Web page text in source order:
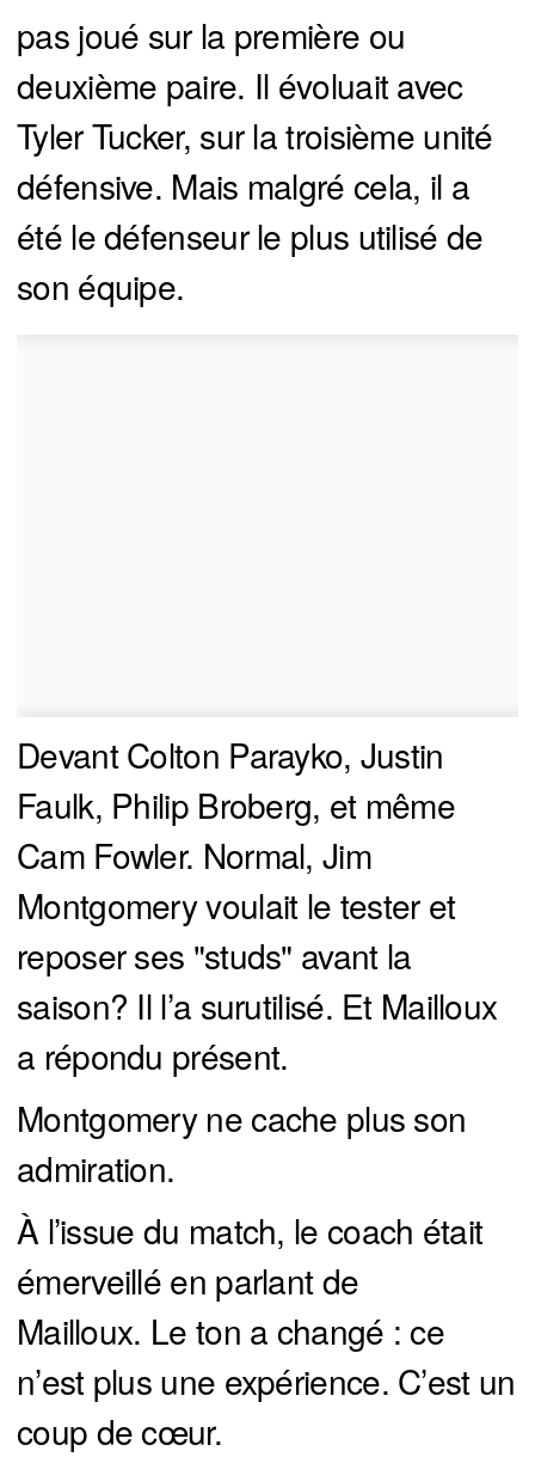
pas joué sur la première ou
deuxième paire. Il évoluait avec
Tyler Tucker, sur la troisième unité
défensive. Mais malgré cela, il a
été le défenseur le plus utilisé de
son équipe.
Devant Colton Parayko, Justin
Faulk, Philip Broberg, et même
Cam Fowler. Normal, Jim
Montgomery voulait le tester et
reposer ses "studs" avant la
saison? Il l’a surutilisé. Et Mailloux
a répondu présent.
Montgomery ne cache plus son
admiration.
À l’issue du match, le coach était
émerveillé en parlant de
Mailloux. Le ton a changé : ce
n’est plus une expérience. C’est un
coup de cœur.